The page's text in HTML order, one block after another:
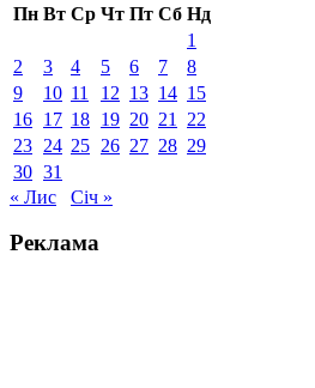
Пн Вт Ср Чт Пт Сб Нд
1
2
3 4 5 6 7
8
9
10 11 12 13 14 15
16 17 18 19 20 21
22
23 24 25 26 27 28 29
30 31
« Лис
Січ »
Реклама